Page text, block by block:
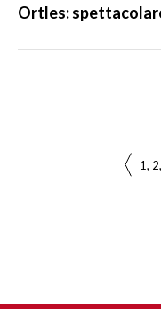
Ortles:
1 2